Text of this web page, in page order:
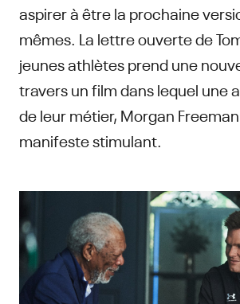
aspirer à être la prochaine
mêmes. La lettre ouverte de
jeunes athlètes prend une
travers un film dans lequel une
de leur métier, Morgan
manifeste stimulant.